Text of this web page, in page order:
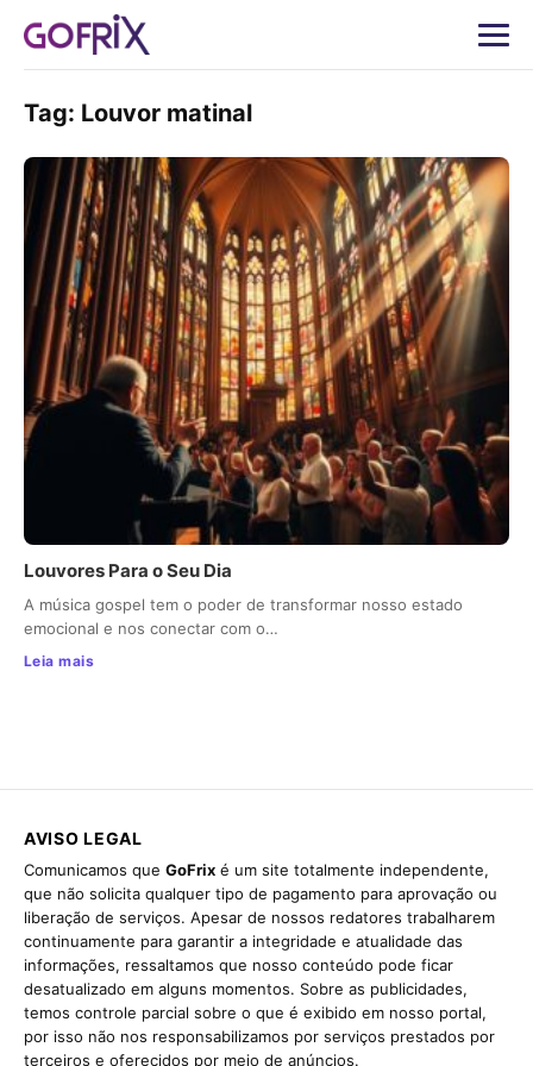
Tag: Louvor matinal
Louvores Para o Seu Dia
A música gospel tem o poder de transformar nosso estado
emocional e nos conectar com o…
Leia mais
AVISO LEGAL
Comunicamos que GoFrix é um site totalmente independente,
que não solicita qualquer tipo de pagamento para aprovação ou
liberação de serviços. Apesar de nossos redatores trabalharem
continuamente para garantir a integridade e atualidade das
informações, ressaltamos que nosso conteúdo pode ficar
desatualizado em alguns momentos. Sobre as publicidades,
temos controle parcial sobre o que é exibido em nosso portal,
por isso não nos responsabilizamos por serviços prestados por
terceiros e oferecidos por meio de anúncios.